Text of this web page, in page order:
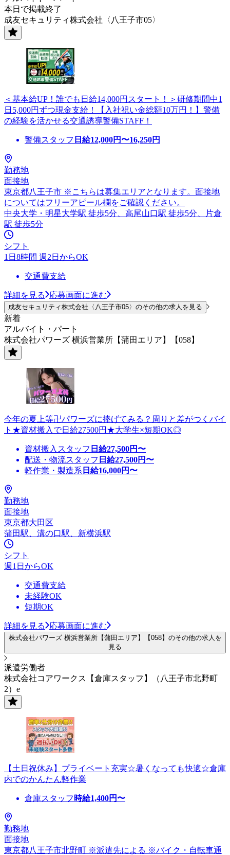
本日で掲載終了
成友セキュリティ株式会社〈八王子市05〉
＜基本給UP！誰でも日給14,000円スタート！＞研修期間中1
日5,000円ずつ現金支給！【入社祝い金総額10万円！】警備
の経験を活かせる交通誘導警備STAFF！
警備スタッフ 日給12,000円〜16,250円
勤務地
面接地
東京都八王子市 ※こちらは募集エリアとなります。面接地
についてはフリーアピール欄をご確認ください。
中央大学・明星大学駅 徒歩5分、高尾山口駅 徒歩5分、片倉
駅 徒歩5分
シフト
1日8時間 週2日からOK
交通費支給
詳細を見る 応募画面に進む
成友セキュリティ株式会社〈八王子市05〉のその他の求人を見る
新着
アルバイト・パート
株式会社パワーズ 横浜営業所【蒲田エリア】【058】
今年の夏上等卍パワーズに捧げてみる？周りと差がつくバイ
ト★資材搬入で日給27500円★大学生×短期OK◎
資材搬入スタッフ 日給27,500円〜
配送・物流スタッフ 日給27,500円〜
軽作業・製造系 日給16,000円〜
勤務地
面接地
東京都大田区
蒲田駅、溝の口駅、新横浜駅
シフト
週1日からOK
交通費支給
未経験OK
短期OK
詳細を見る 応募画面に進む
株式会社パワーズ 横浜営業所【蒲田エリア】【058】のその他の求人を
見る
派遣労働者
株式会社コアワークス【倉庫スタッフ】（八王子市北野町
2）e
【土日祝休み】プライベート充実☆暑くなっても快適☆倉庫
内でのかんたん軽作業
倉庫スタッフ 時給1,400円〜
勤務地
面接地
東京都八王子市北野町 ※派遣先による ※バイク・自転車通